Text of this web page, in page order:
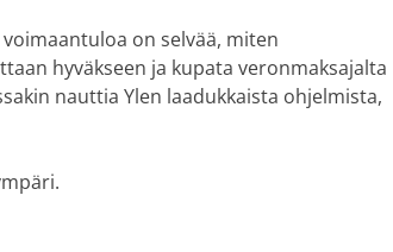
on selvää, miten
hyväkseen ja kupata veronmaksajalta
nauttia Ylen laadukkaista ohjelmista,